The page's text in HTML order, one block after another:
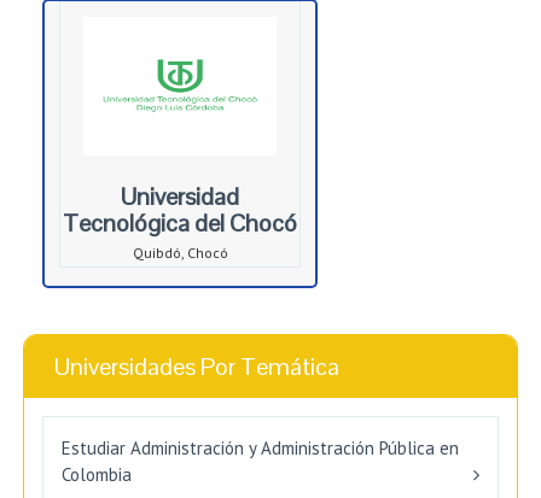
Universidad
Tecnológica del Chocó
Quibdó, Chocó
Universidades Por Temática
Estudiar Administración y Administración Pública en
Colombia